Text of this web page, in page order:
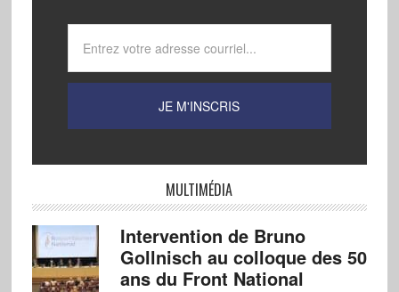
MULTIMÉDIA
Intervention de Bruno
Gollnisch au colloque des 50
ans du Front National